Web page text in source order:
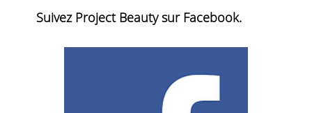
Suivez Project Beauty sur Facebook.